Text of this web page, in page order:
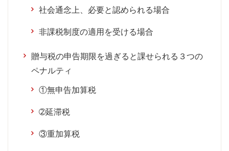
社会通念上、必要と認められる場合
非課税制度の適用を受ける場合
贈与税の申告期限を過ぎると課せられる３つの
ペナルティ
①無申告加算税
➁延滞税
③重加算税